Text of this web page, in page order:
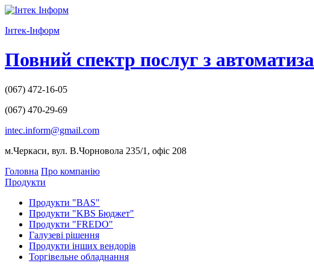
Інтек-Інформ
Повний спектр послуг з
(067) 472-16-05
(067) 470-29-69
intec.inform@gmail.com
м.Черкаси, вул. В.Чорновола 235/1, офіс 208
Головна Про компанію
Продукти
Продукти "BAS"
Продукти "KBS Бюджет"
Продукти "FREDO"
Галузеві рішення
Продукти інших вендорів
Торгівельне обладнання